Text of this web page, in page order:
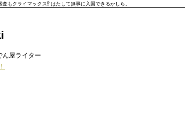
もクライマックス⁉︎ はたして無事に入国できるかしら。
ん屋ライター